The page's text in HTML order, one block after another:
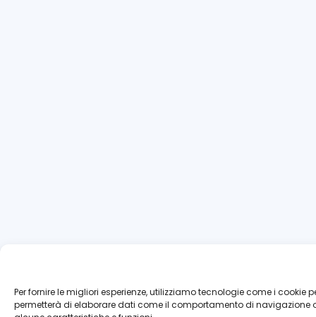
Per fornire le migliori esperienze, utilizziamo tecnologie come i
permetterà di elaborare dati come il comportamento di navigazione